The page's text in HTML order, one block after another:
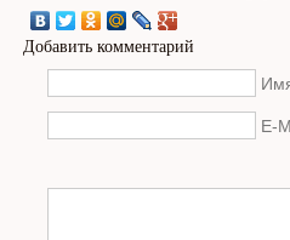
Добавить комментарий
E-